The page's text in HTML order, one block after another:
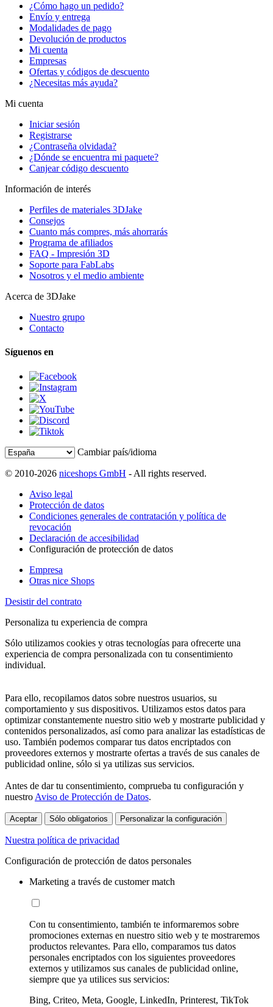
¿Cómo hago un pedido?
Envío y entrega
Modalidades de pago
Devolución de productos
Mi cuenta
Empresas
Ofertas y códigos de descuento
¿Necesitas más ayuda?
Mi cuenta
Iniciar sesión
Registrarse
¿Contraseña olvidada?
¿Dónde se encuentra mi paquete?
Canjear código descuento
Información de interés
Perfiles de materiales 3DJake
Consejos
Cuanto más compres, más ahorrarás
Programa de afiliados
FAQ - Impresión 3D
Soporte para FabLabs
Nosotros y el medio ambiente
Acerca de 3DJake
Nuestro grupo
Contacto
Síguenos en
Cambiar país/idioma
© 2010-2026 niceshops GmbH - All rights reserved.
Aviso legal
Protección de datos
Condiciones generales de contratación y política de
revocación
Declaración de accesibilidad
Configuración de protección de datos
Empresa
Otras nice Shops
Desistir del contrato
Personaliza tu experiencia de compra
Sólo utilizamos cookies y otras tecnologías para ofrecerte una
experiencia de compra personalizada con tu consentimiento
individual.
Para ello, recopilamos datos sobre nuestros usuarios, su
comportamiento y sus dispositivos. Utilizamos estos datos para
optimizar constantemente nuestro sitio web y mostrarte publicidad y
contenidos personalizados, así como para analizar las estadísticas de
uso. También podemos comparar tus datos encriptados con
proveedores externos y mostrarte ofertas a través de sus canales de
publicidad online, sólo si ya utilizas sus servicios.
Antes de dar tu consentimiento, comprueba tu configuración y
nuestro Aviso de Protección de Datos.
Aceptar Sólo obligatorios Personalizar la configuración
Nuestra política de privacidad
Configuración de protección de datos personales
Marketing a través de customer match
Con tu consentimiento, también te informaremos sobre
promociones externas en nuestro sitio web y te mostraremos
productos relevantes. Para ello, comparamos tus datos
personales encriptados con los siguientes proveedores
externos y utilizamos sus canales de publicidad online,
siempre que ya utilices sus servicios:
Bing, Criteo, Meta, Google, LinkedIn, Printerest, TikTok